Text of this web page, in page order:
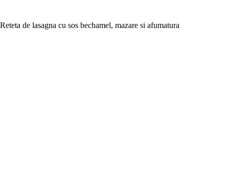
Reteta de lasagna cu sos bechamel, mazare si afumatura